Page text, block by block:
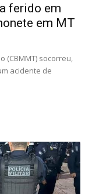
ferido em
em MT
(CBMMT) socorreu,
acidente de